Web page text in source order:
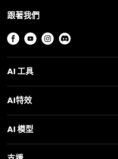
跟著我們
AI 工具
AI特效
AI 模型